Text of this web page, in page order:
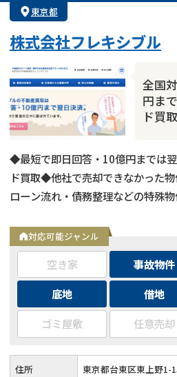
東京都
株式会社フレキシブル
全国
円ま
ド買取
◆最短で即日回答・10億円までは
ド買取◆他社で売却できなかった
ローン流れ・債務整理などの特殊
対応可能ジャンル
空き家 事故物件
底地
借地
ゴミ屋敷
任意売却
住所 東京都台東区東上野